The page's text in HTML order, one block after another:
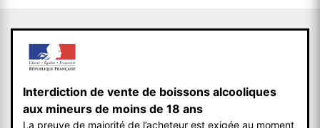
Interdiction de vente de boissons alcooliques
aux mineurs de moins de 18 ans
La preuve de majorité de l’acheteur est exigée au moment